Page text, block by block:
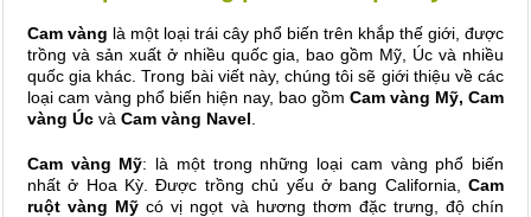
Cam vàng là một loại trái cây phổ biến trên khắp thế giới, được
trồng và sản xuất ở nhiều quốc gia, bao gồm Mỹ, Úc và nhiều
quốc gia khác. Trong bài viết này, chúng tôi sẽ giới thiệu về các
loại cam vàng phổ biến hiện nay, bao gồm Cam vàng Mỹ, Cam
vàng Úc và Cam vàng Navel
Cam vàng Mỹ: là một trong những loại cam vàng phổ biến
nhất ở Hoa Kỳ. Được trồng chủ yếu ở bang California, Cam
ruột vàng Mỹcó vị ngọt và hương thơm đặc trưng, độ chín